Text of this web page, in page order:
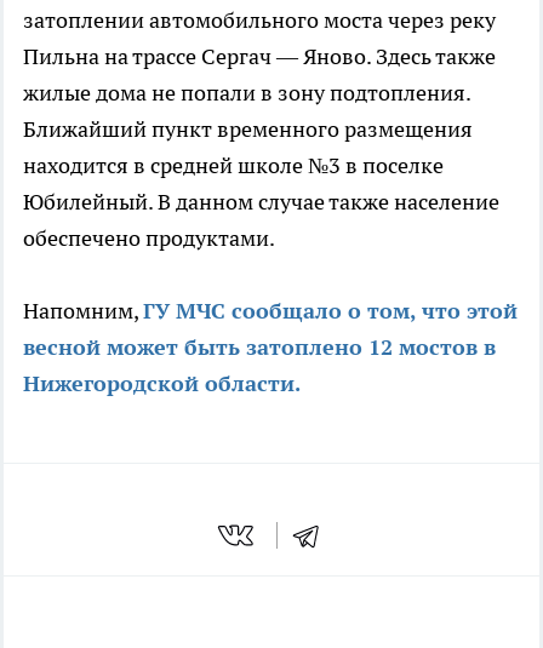
затоплении автомобильного моста через реку
Пильна на трассе Сергач — Яново. Здесь также
жилые дома не попали в зону подтопления.
Ближайший пункт временного размещения
находится в средней школе №3 в поселке
Юбилейный. В данном случае также население
обеспечено продуктами.
Напомним,ГУ МЧС сообщало о том, что этой
весной может быть затоплено 12 мостов в
Нижегородской области.